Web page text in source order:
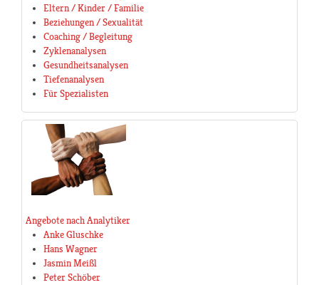
Eltern / Kinder / Familie
Beziehungen / Sexualität
Coaching / Begleitung
Zyklenanalysen
Gesundheitsanalysen
Tiefenanalysen
Für Spezialisten
Angebote nach Analytiker
Anke Gluschke
Hans Wagner
Jasmin Meißl
Peter Schöber